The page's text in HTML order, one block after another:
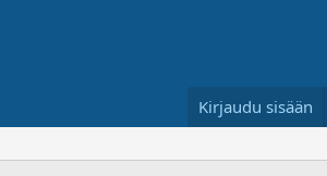
Kirjaudu sisään